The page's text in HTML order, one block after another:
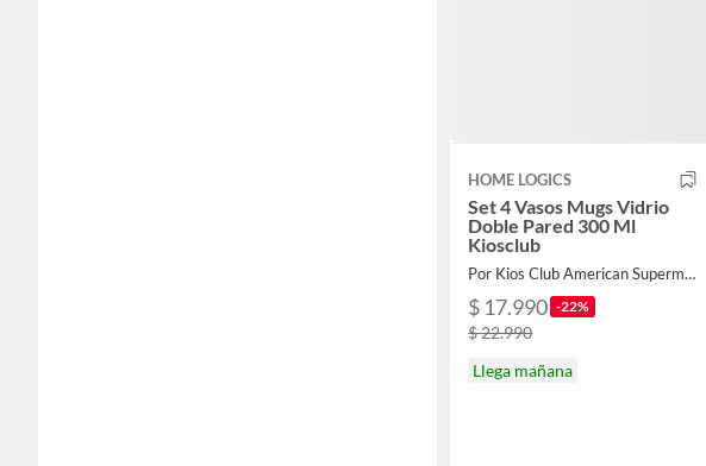
HOME LOGICS
Set 4 Vasos Mugs Vidrio
Doble Pared 300 Ml
Kiosclub
Por Kios Club American Supermarket
$ 17.990 -22%
$ 22.990
Llega mañana